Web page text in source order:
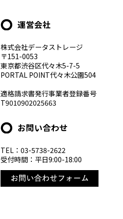
運営会社
株式会社データストレージ
〒151-0053
東京都渋谷区代々木5-7-5
PORTAL POINT代々木公園504
適格請求書発行事業者登録番号
T9010902025663
お問い合わせ
TEL：03-5738-2622
受付時間：平日9:00-18:00